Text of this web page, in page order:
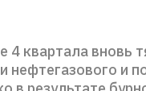
4 квартала вновь
и